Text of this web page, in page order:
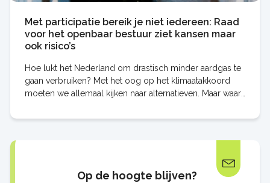
Met participatie bereik je niet iedereen: Raad
voor het openbaar bestuur ziet kansen maar
ook risico’s
Hoe lukt het Nederland om drastisch minder aardgas te
gaan verbruiken? Met het oog op het klimaatakkoord
moeten we allemaal kijken naar alternatieven. Maar waar
Op de hoogte blijven?